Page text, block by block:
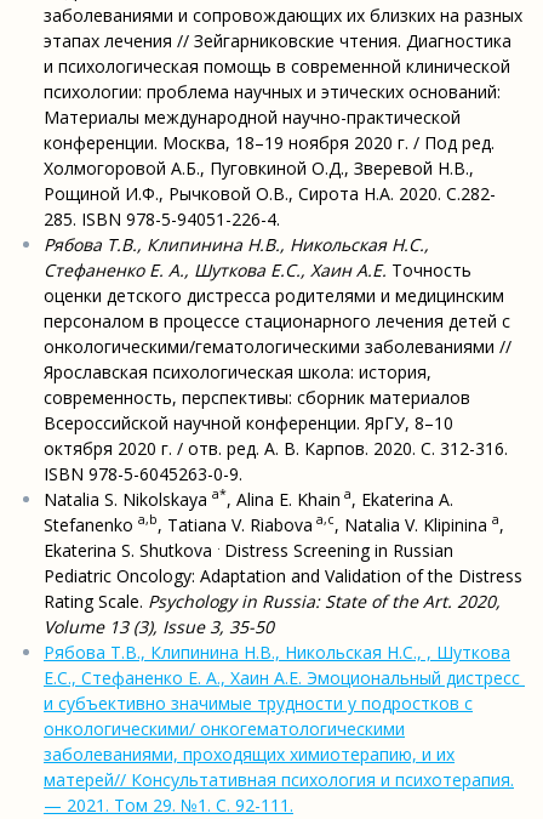
заболеваниями и сопровождающих их близких на разных
этапах лечения // Зейгарниковские чтения. Диагностика
и психологическая помощь в современной клинической
психологии: проблема научных и этических оснований:
Материалы международной научно-практической
конференции. Москва, 18–19 ноября 2020 г. / Под ред.
Холмогоровой А.Б., Пуговкиной О.Д., Зверевой Н.В.,
Рощиной И.Ф., Рычковой О.В., Сирота Н.А. 2020. C.282-
285. ISBN 978-5-94051-226-4.
Рябова Т.В., Клипинина Н.В., Никольская Н.С.,
Стефаненко Е. А., Шуткова Е.С., Хаин А.Е. Точность
оценки детского дистресса родителями и медицинским
персоналом в процессе стационарного лечения детей с
онкологическими/гематологическими заболеваниями //
Ярославская психологическая школа: история,
современность, перспективы: сборник материалов
Всероссийской научной конференции. ЯрГУ, 8–10
октября 2020 г. / отв. ред. А. В. Карпов. 2020. C. 312-316.
ISBN 978-5-6045263-0-9.
Natalia S. Nikolskaya a*, Alina E. Khain a, Ekaterina A.
Stefanenko a,b, Tatiana V. Riabova a,c, Natalia V. Klipinina a,
Ekaterina S. Shutkova . Distress Screening in Russian
Pediatric Oncology: Adaptation and Validation of the Distress
Rating Scale. Psychology in Russia: State of the Art. 2020,
Volume 13 (3), Issue 3, 35-50
Рябова Т.В., Клипинина Н.В., Никольская Н.С., , Шуткова
Е.С., Стефаненко Е. А., Хаин А.Е. Эмоциональный дистресс
и субъективно значимые трудности у подростков с
онкологическими/ онкогематологическими
заболеваниями, проходящих химиотерапию, и их
матерей// Консультативная психология и психотерапия.
— 2021. Том 29. №1. С. 92-111.